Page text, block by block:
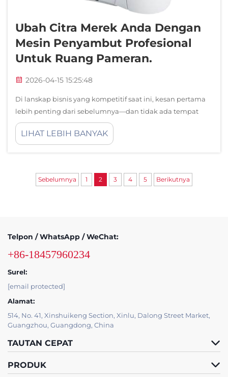
Ubah Citra Merek Anda Dengan
Mesin Penyambut Profesional
Untuk Ruang Pameran.
2026-04-15 15:25:48
Di lanskap bisnis yang kompetitif saat ini, kesan pertama
lebih penting dari sebelumnya—dan tidak ada tempat
yang lebih krusial daripada ruang pameran, di mana
perusahaan memamerkan inovasi dan kapabilitasnya.
LIHAT LEBIH BANYAK
Sebelumnya 1 2 3 4 5 Berikutnya
Telpon / WhatsApp / WeChat:
+86-18457960234
Surel:
[email protected]
Alamat:
514, No. 41, Xinshuikeng Section, Xinlu, Dalong Street Market,
Guangzhou, Guangdong, China
TAUTAN CEPAT
PRODUK